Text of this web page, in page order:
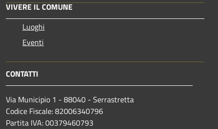
VIVERE IL COMUNE
Luoghi
Eventi
CONTATTI
Via Municipio 1 - 88040 - Serrastretta
Codice Fiscale: 82006340796
Partita IVA: 00379460793